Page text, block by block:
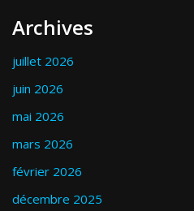
Archives
juillet 2026
juin 2026
mai 2026
mars 2026
février 2026
décembre 2025